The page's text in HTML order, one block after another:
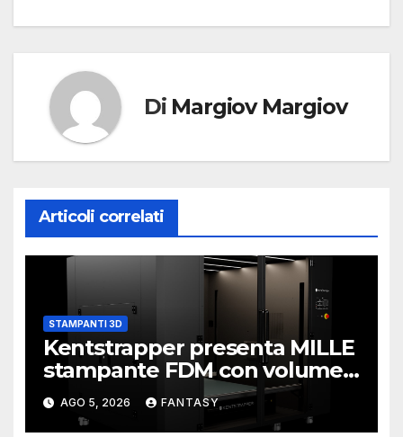
Di Margiov Margiov
Articoli correlati
STAMPANTI 3D
Kentstrapper presenta MILLE
stampante FDM con volume
di stampa da un metro cubo
AGO 5, 2026 FANTASY